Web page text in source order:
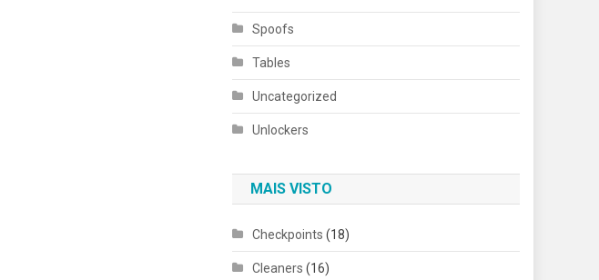
Spoofs
Tables
Uncategorized
Unlockers
MAIS VISTO
Checkpoints (18)
Cleaners (16)